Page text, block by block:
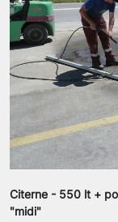
Citerne - 550 lt +
"midi"